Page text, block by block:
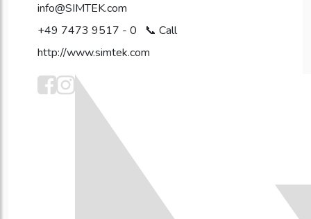
info@SIMTEK.com
+49 7473 9517 - 0
http://www.simtek.com